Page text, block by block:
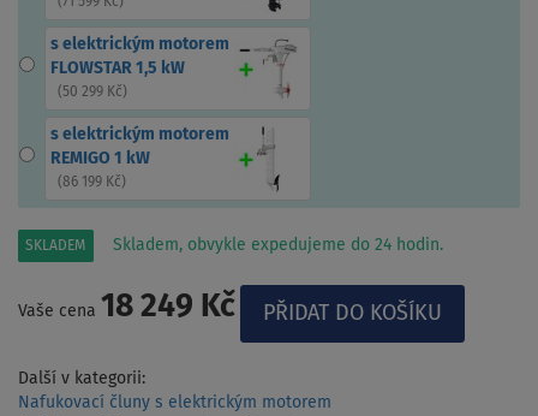
(71 599 Kč)
s elektrickým motorem
FLOWSTAR 1,5 kW
(50 299 Kč)
s elektrickým motorem
REMIGO 1 kW
(86 199 Kč)
SKLADEM Skladem, obvykle expedujeme do 24 hodin.
Vaše cena 18 249 Kč
Další v kategorii:
Nafukovací čluny s elektrickým motorem